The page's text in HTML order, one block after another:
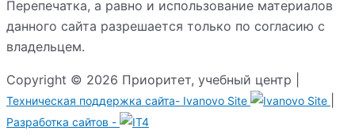
Перепечатка, а равно и использование материалов
данного сайта разрешается только по согласию с
владельцем.
Copyright © 2026 Приоритет, учебный центр |
Техническая поддержка сайта- Ivanovo Site
Разработка сайтов -